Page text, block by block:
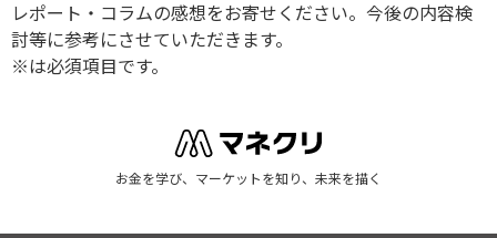
レポート・コラムの感想をお寄せください。今後の内容検
討等に参考にさせていただきます。
※は必須項目です。
お金を学び、マーケットを知り、未来を描く